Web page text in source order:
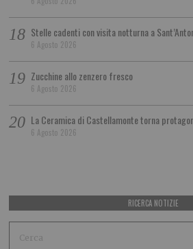
Stelle cadenti con visita notturna a
6 Agosto 2026
Zucchine allo zenzero fresco
6 Agosto 2026
La Ceramica di Castellamonte torna
6 Agosto 2026
RICERCA NOTIZIE